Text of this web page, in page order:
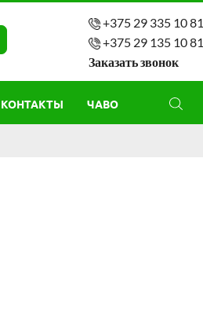
+375 29 335 10 81
+375 29 135 10 81
Заказать звонок
КОНТАКТЫ ЧАВО